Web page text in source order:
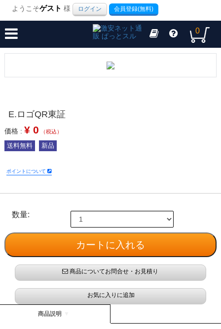
ようこそゲスト 様 ログイン 会員登録(無料)
0
E.ロゴQR東証
価格 : ¥ 0 （税込）
送料無料 新品
ポイントについて
数量:
商品についてお問合せ・お見積り
お気に入りに追加
商品説明